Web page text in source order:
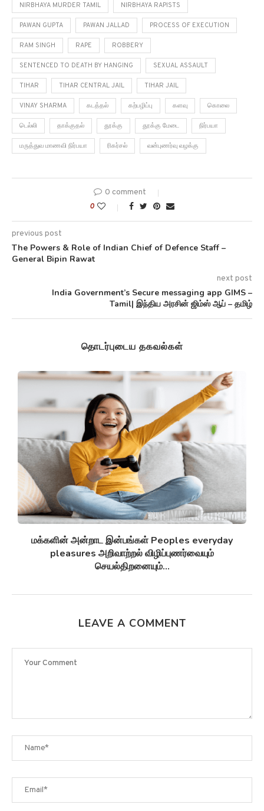
NIRBHAYA MURDER TAMIL NIRBHAYA RAPISTS
PAWAN GUPTA PAWAN JALLAD PROCESS OF EXECUTION
RAM SINGH RAPE ROBBERY
SENTENCED TO DEATH BY HANGING SEXUAL ASSAULT
TIHAR TIHAR CENTRAL JAIL TIHAR JAIL
VINAY SHARMA கடத்தல் கற்பழிப்பு களவு கொலை
டெல்லி தாக்குதல் தூக்கு தூக்கு மேடை நிர்பயா
மருத்துவ மாணவி நிர்பயா ரிகர்சல் வன்புணர்வு வழக்கு
0 comment
0
previous post
The Powers & Role of Indian Chief of Defence Staff –
General Bipin Rawat
next post
India Government’s Secure messaging app GIMS –
Tamil| இந்திய அரசின் ஜிம்ஸ் ஆப் – தமிழ்
தொடர்புடைய தகவல்கள்
சுழல் விண்மீன் திரள்கள் Spiral galaxies விண்மீன்
சுழல்களாக மாறுவதற்கு முன்பு...